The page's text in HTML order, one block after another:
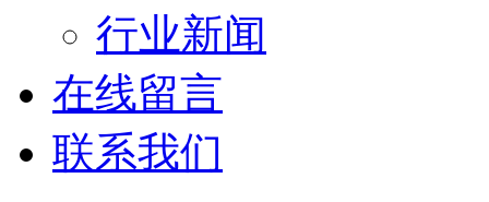
行业新闻
在线留言
联系我们